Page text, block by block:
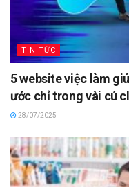
TIN TỨC
5 website việc làm
ước chỉ trong vài cú
28/07/2025